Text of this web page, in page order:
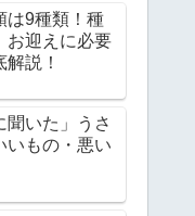
は9種類！種
お迎えに必要
説！
聞いた」うさ
いもの・悪い